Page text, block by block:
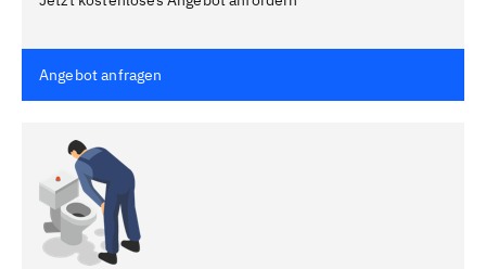
Angebot anfragen